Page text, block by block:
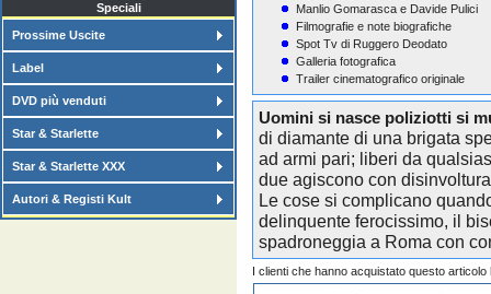
Speciali
Prossime Uscite
Label
DVD più venduti
Star & Starlette
Star & Starlette XXX
Autori & Registi Kult
Manlio Gomarasca e Davide Pulici
Filmografie e note biografiche
Spot Tv di Ruggero Deodato
Galleria fotografica
Trailer cinematografico originale
Uomini si nasce poliziotti si
di diamante di una brigata
ad armi pari; liberi da
due agiscono con
Le cose si complicano
delinquente ferocissimo, il
spadroneggia a Roma con
I clienti che hanno acquistato questo